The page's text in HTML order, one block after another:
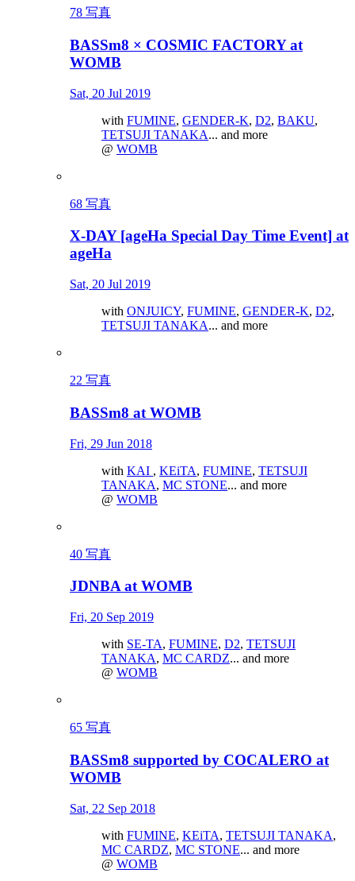
78 写真
BASSm8 × COSMIC FACTORY at
WOMB
Sat, 20 Jul 2019
with FUMINE, GENDER-K, D2, BAKU,
TETSUJI TANAKA... and more
@ WOMB
68 写真
X-DAY [ageHa Special Day Time Event] at
ageHa
Sat, 20 Jul 2019
with ONJUICY, FUMINE, GENDER-K, D2,
TETSUJI TANAKA... and more
22 写真
BASSm8 at WOMB
Fri, 29 Jun 2018
with KAI , KEiTA, FUMINE, TETSUJI
TANAKA, MC STONE... and more
@ WOMB
40 写真
JDNBA at WOMB
Fri, 20 Sep 2019
with SE-TA, FUMINE, D2, TETSUJI
TANAKA, MC CARDZ... and more
@ WOMB
65 写真
BASSm8 supported by COCALERO at
WOMB
Sat, 22 Sep 2018
with FUMINE, KEiTA, TETSUJI TANAKA,
MC CARDZ, MC STONE... and more
@ WOMB